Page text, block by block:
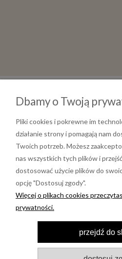
Informacje
Moje konto
Dbamy o Twoją
Pliki cookies i pokrewne im
działanie strony i pomagają nam
Twoich potrzeb. Możesz
nas wszystkich tych plików i
dostosować użycie plików do
opcję "Dostosuj zgody".
Więcej o plikach cookies
prywatności.
przejdź do